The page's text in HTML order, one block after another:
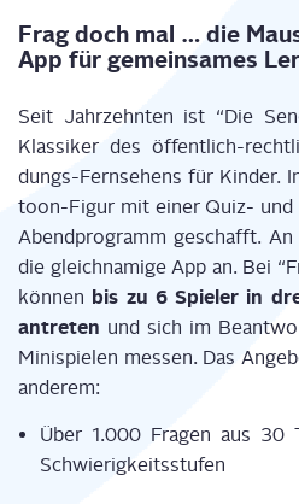
Frag doch mal … die
App für gemein­sa­mes
Seit Jahr­zehn­ten ist “Die
Klas­si­ker des öffent­lich-
dungs-Fern­se­hens für Kin­der.
toon-Figur mit einer Quiz- und
Abend­pro­gramm geschafft.
die gleich­na­mi­ge App an. Bei
kön­nen bis zu 6 Spie­ler in
antre­ten und sich im
Mini­spie­len mes­sen. Das
anderem:
Über 1.000 Fra­gen aus 30
Schwierigkeitsstufen